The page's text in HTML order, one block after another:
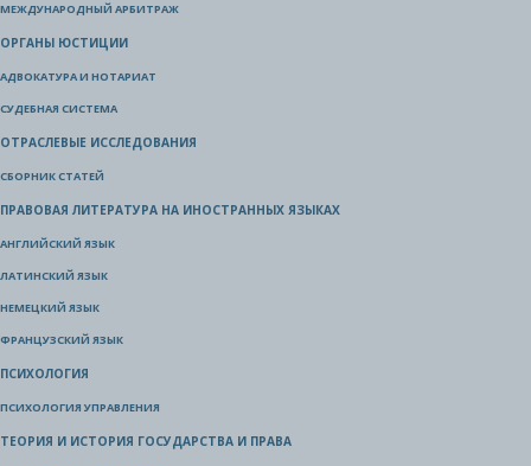
МЕЖДУНАРОДНЫЙ АРБИТРАЖ
ОРГАНЫ ЮСТИЦИИ
АДВОКАТУРА И НОТАРИАТ
СУДЕБНАЯ СИСТЕМА
ОТРАСЛЕВЫЕ ИССЛЕДОВАНИЯ
СБОРНИК СТАТЕЙ
ПРАВОВАЯ ЛИТЕРАТУРА НА ИНОСТРАННЫХ ЯЗЫКАХ
АНГЛИЙСКИЙ ЯЗЫК
ЛАТИНСКИЙ ЯЗЫК
НЕМЕЦКИЙ ЯЗЫК
ФРАНЦУЗСКИЙ ЯЗЫК
ПСИХОЛОГИЯ
ПСИХОЛОГИЯ УПРАВЛЕНИЯ
ТЕОРИЯ И ИСТОРИЯ ГОСУДАРСТВА И ПРАВА